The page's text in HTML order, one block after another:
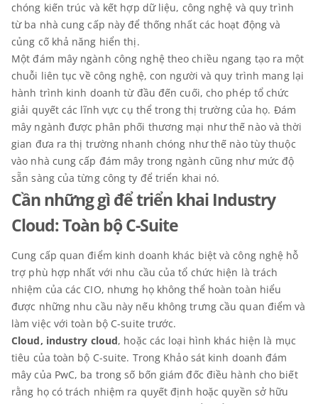
chóng kiến ​​trúc và kết hợp dữ liệu, công nghệ và quy trình
từ ba nhà cung cấp này để thống nhất các hoạt động và
củng cố khả năng hiển thị.
Một đám mây ngành công nghệ theo chiều ngang tạo ra một
chuỗi liên tục về công nghệ, con người và quy trình mang lại
hành trình kinh doanh từ đầu đến cuối, cho phép tổ chức
giải quyết các lĩnh vực cụ thể trong thị trường của họ. Đám
mây ngành được phân phối thương mại như thế nào và thời
gian đưa ra thị trường nhanh chóng như thế nào tùy thuộc
vào nhà cung cấp đám mây trong ngành cũng như mức độ
sẵn sàng của từng công ty để triển khai nó.
Cần những gì để triển khai Industry
Cloud: Toàn bộ C-Suite
Cung cấp quan điểm kinh doanh khác biệt và công nghệ hỗ
trợ phù hợp nhất với nhu cầu của tổ chức hiện là trách
nhiệm của các CIO, nhưng họ không thể hoàn toàn hiểu
được những nhu cầu này nếu không trưng cầu quan điểm và
làm việc với toàn bộ C-suite trước.
Cloud, industry cloud, hoặc các loại hình khác hiện là mục
tiêu của toàn bộ C-suite. Trong Khảo sát kinh doanh đám
mây của PwC, ba trong số bốn giám đốc điều hành cho biết
rằng họ có trách nhiệm ra quyết định hoặc quyền sở hữu